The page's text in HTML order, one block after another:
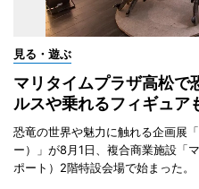
見る・遊ぶ
マリタイムプラザ高松
ルスや乗れるフィギュア
恐竜の世界や魅力に触れる企画展
ー）」が8月1日、複合商業施設「
ポート）2階特設会場で始まった。